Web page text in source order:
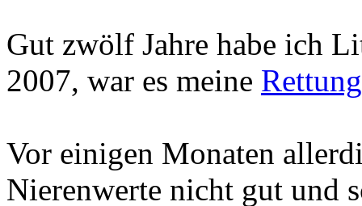
Gut zwölf Jahre habe ich
2007, war es meine Rettung
Vor einigen Monaten
Nierenwerte nicht gut und